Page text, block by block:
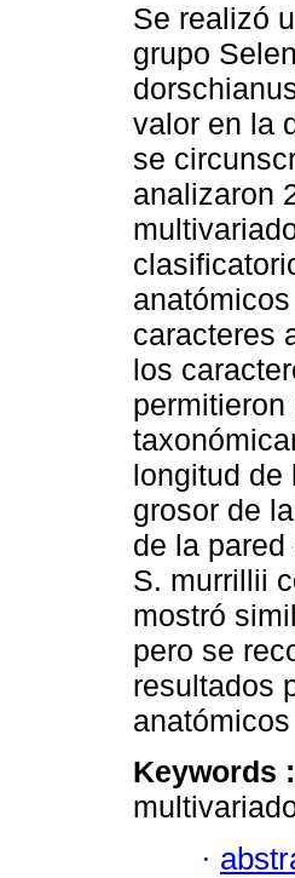
Se realizó
grupo
valor en la
se
analizaron
caracteres
los
longitud de
grosor de
de la
S. murrillii
mostró
pero se
resultados
Keywords :
·